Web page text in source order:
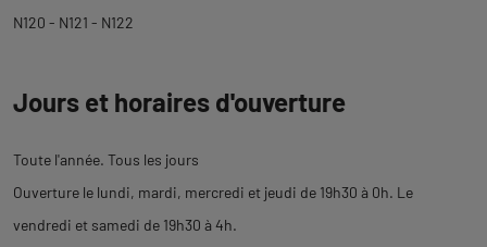
N120 - N121 - N122
Jours et horaires d'ouverture
Toute l'année. Tous les jours
Ouverture le lundi, mardi, mercredi et jeudi de 19h30 à 0h. Le
vendredi et samedi de 19h30 à 4h.